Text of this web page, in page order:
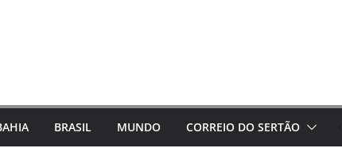
BRASIL MUNDO CORREIO DO SERTÃO